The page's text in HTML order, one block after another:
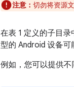
注意： 切勿将资源
在表 1 定义的子目
型的 Android 设备可
例如，您可以提供不